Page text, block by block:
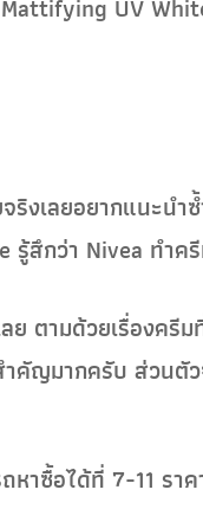
UV
งเลยอยากแนะน
รู้สึกว่า Nivea ทำ
ลย ตามด้วยเรื่อง
ญมากครับ ส่วนตัว
ซื้อได้ที่ 7-11 รา